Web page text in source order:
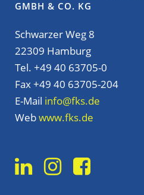
GMBH & CO. KG
Schwarzer Weg 8
22309 Hamburg
Tel. +49 40 63705-0
Fax +49 40 63705-204
E-Mail info@fks.de
Webwww.fks.de